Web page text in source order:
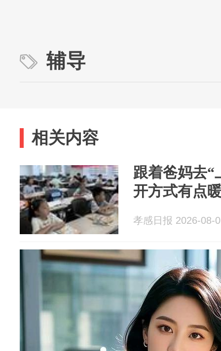
辅导
相关内容
跟着爸妈去“
开方式有点
孝感日报 2026-08-